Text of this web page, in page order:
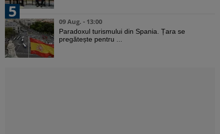
5
09 Aug. - 13:00
Paradoxul turismului din Spania. Țara se
pregătește pentru ...